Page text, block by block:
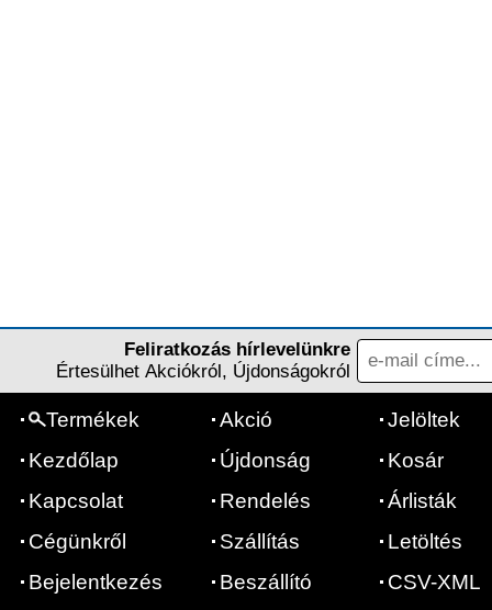
Feliratkozás hírlevelünkre
Értesülhet Akciókról, Újdonságokról
Termékek
Kezdőlap
Kapcsolat
Cégünkről
Bejelentkezés
Akció
Újdonság
Rendelés
Szállítás
Beszállító
Jelöltek
Kosár
Árlisták
Letöltés
CSV-XML